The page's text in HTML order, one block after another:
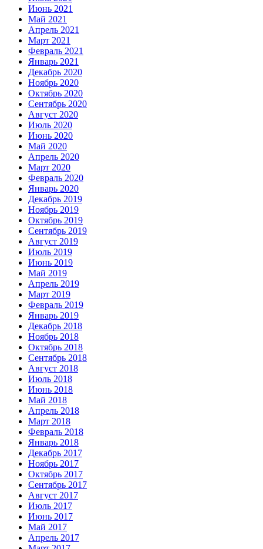
Июнь 2021
Май 2021
Апрель 2021
Март 2021
Февраль 2021
Январь 2021
Декабрь 2020
Ноябрь 2020
Октябрь 2020
Сентябрь 2020
Август 2020
Июль 2020
Июнь 2020
Май 2020
Апрель 2020
Март 2020
Февраль 2020
Январь 2020
Декабрь 2019
Ноябрь 2019
Октябрь 2019
Сентябрь 2019
Август 2019
Июль 2019
Июнь 2019
Май 2019
Апрель 2019
Март 2019
Февраль 2019
Январь 2019
Декабрь 2018
Ноябрь 2018
Октябрь 2018
Сентябрь 2018
Август 2018
Июль 2018
Июнь 2018
Май 2018
Апрель 2018
Март 2018
Февраль 2018
Январь 2018
Декабрь 2017
Ноябрь 2017
Октябрь 2017
Сентябрь 2017
Август 2017
Июль 2017
Июнь 2017
Май 2017
Апрель 2017